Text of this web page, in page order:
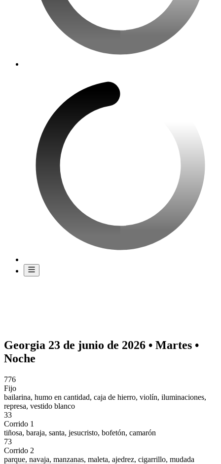
Georgia 23 de junio de 2026 • Martes •
Noche
776
Fijo
bailarina, humo en cantidad, caja de hierro, violín, iluminaciones,
represa, vestido blanco
33
Corrido 1
tiñosa, baraja, santa, jesucristo, bofetón, camarón
73
Corrido 2
parque, navaja, manzanas, maleta, ajedrez, cigarrillo, mudada